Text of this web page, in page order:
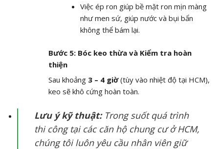
Việc ép ron giúp bề mặt ron mịn màng
như men sứ, giúp nước và bụi bẩn
không thể bám lại.
Bước 5: Bóc keo thừa và Kiểm tra hoàn
thiện
Sau khoảng 3 – 4 giờ(tùy vào nhiệt độ tại HCM),
keo sẽ khô cứng hoàn toàn.
Lưu ý kỹ thuật:Trong suốt quá trình
thi công tại các căn hộ chung cư ở HCM,
chúng tôi luôn yêu cầu nhân viên giữ